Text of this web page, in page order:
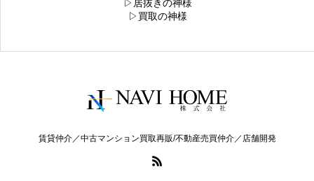
▷居抜きの神様
▷買取の神様
賃貸仲介／中古マンション買取再販/不動産売買仲介／店舗開発